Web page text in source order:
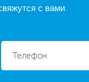
с вами